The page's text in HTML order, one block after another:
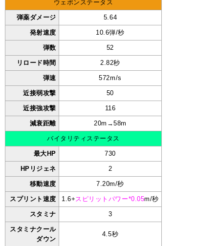
ウェポンステータス
弾薬ダメージ 5.64
発射速度 10.6弾/秒
弾数 52
リロード時間 2.82秒
弾速 572m/s
近接弱攻撃 50
近接強攻撃 116
減衰距離 20m→58m
バイタリティステータス
最大HP 730
HPリジェネ 2
移動速度 7.20m/秒
スプリント速度 1.6+ スピリットパワー*0.05m/秒
スタミナ 3
スタミナクール
ダウン
4.5秒